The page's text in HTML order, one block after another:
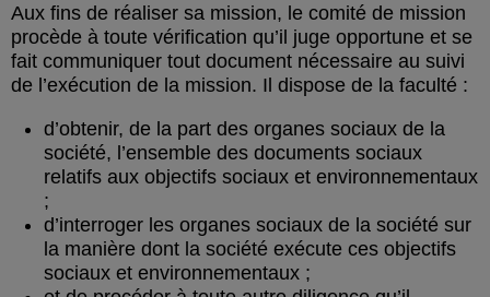
Aux fins de réaliser sa mission, le comité de mission
procède à toute vérification qu’il juge opportune et se
fait communiquer tout document nécessaire au suivi
de l’exécution de la mission. Il dispose de la faculté :
d’obtenir, de la part des organes sociaux de la
société, l’ensemble des documents sociaux
relatifs aux objectifs sociaux et environnementaux
;
d’interroger les organes sociaux de la société sur
la manière dont la société exécute ces objectifs
sociaux et environnementaux ;